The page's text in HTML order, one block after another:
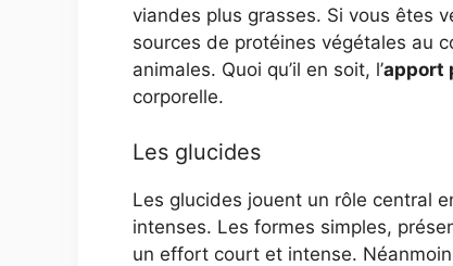
viandes plus grasses. Si vous êtes
sources de protéines végétales au
animales. Quoi qu’il en soit, l’apport
corporelle.
Les glucides
Les glucides jouent un rôle central
intenses. Les formes simples,
un effort court et intense.